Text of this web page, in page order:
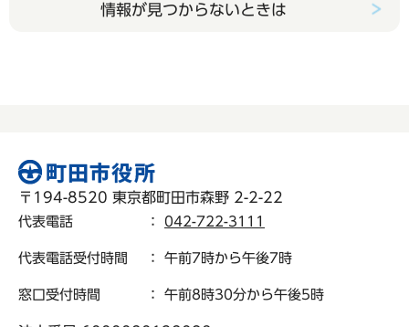
情報が見つからないときは
〒194-8520 東京都町田市森野 2-2-22
代表電話 ： 042-722-3111
代表電話受付時間 ： 午前7時から午後7時
窓口受付時間 ： 午前8時30分から午後5時